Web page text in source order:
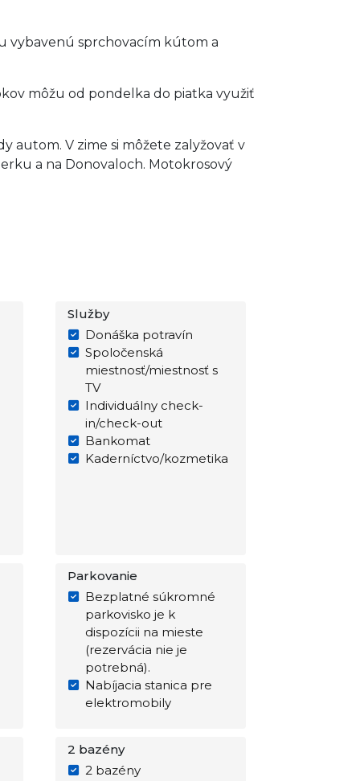
vybavenú sprchovacím kútom a
môžu od pondelka do piatka využiť
autom. V zime si môžete zalyžovať v
a na Donovaloch. Motokrosový
Služby
Donáška potravín
Spoločenská
miestnosť/miestnosť s
TV
Individuálny check-
in/check-out
Bankomat
Kaderníctvo/kozmetika
Parkovanie
Bezplatné súkromné
parkovisko je k
dispozícii na mieste
(rezervácia nie je
potrebná).
Nabíjacia stanica pre
elektromobily
2 bazény
2 bazény